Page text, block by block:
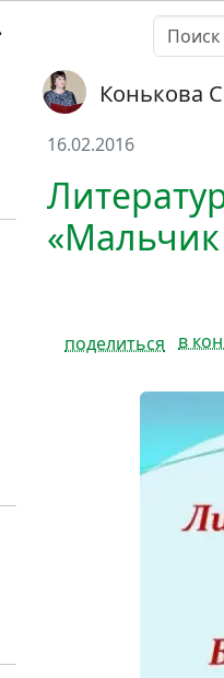
Конькова
16.02.2016
поделиться
в